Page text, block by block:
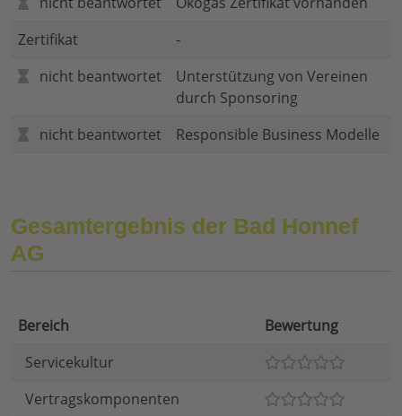
Zertifikat
-
nicht beantwortet
Unterstützung von Vereinen
durch Sponsoring
nicht beantwortet
Responsible Business Modelle
Gesamtergebnis der Bad Honnef
AG
Bereich
Bewertung
Servicekultur
Vertragskomponenten